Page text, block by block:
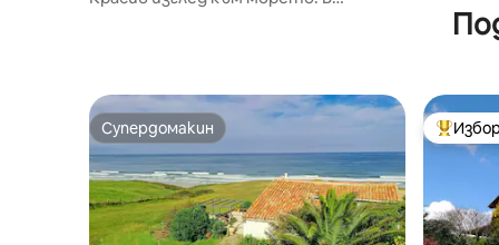
Супердомакин
Супердомакин Най-